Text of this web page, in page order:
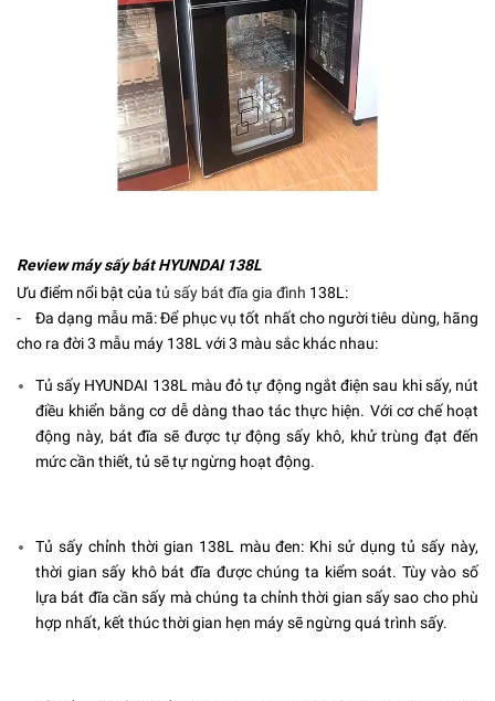
Review máy sấy bát HYUNDAI 138L
Ưu điểm nổi bật của tủ sấy bát đĩa gia đình 138L:
- Đa dạng mẫu mã: Để phục vụ tốt nhất cho người tiêu dùng, hãng
cho ra đời 3 mẫu máy 138L với 3 màu sắc khác nhau:
Tủ sấy HYUNDAI 138L màu đỏ tự động ngắt điện sau khi sấy, nút
điều khiển bằng cơ dễ dàng thao tác thực hiện. Với cơ chế hoạt
động này, bát đĩa sẽ được tự động sấy khô, khử trùng đạt đến
mức cần thiết, tủ sẽ tự ngừng hoạt động.
Tủ sấy chỉnh thời gian 138L màu đen: Khi sử dụng tủ sấy này,
thời gian sấy khô bát đĩa được chúng ta kiểm soát. Tùy vào số
lựa bát đĩa cần sấy mà chúng ta chỉnh thời gian sấy sao cho phù
hợp nhất, kết thúc thời gian hẹn máy sẽ ngừng quá trình sấy.